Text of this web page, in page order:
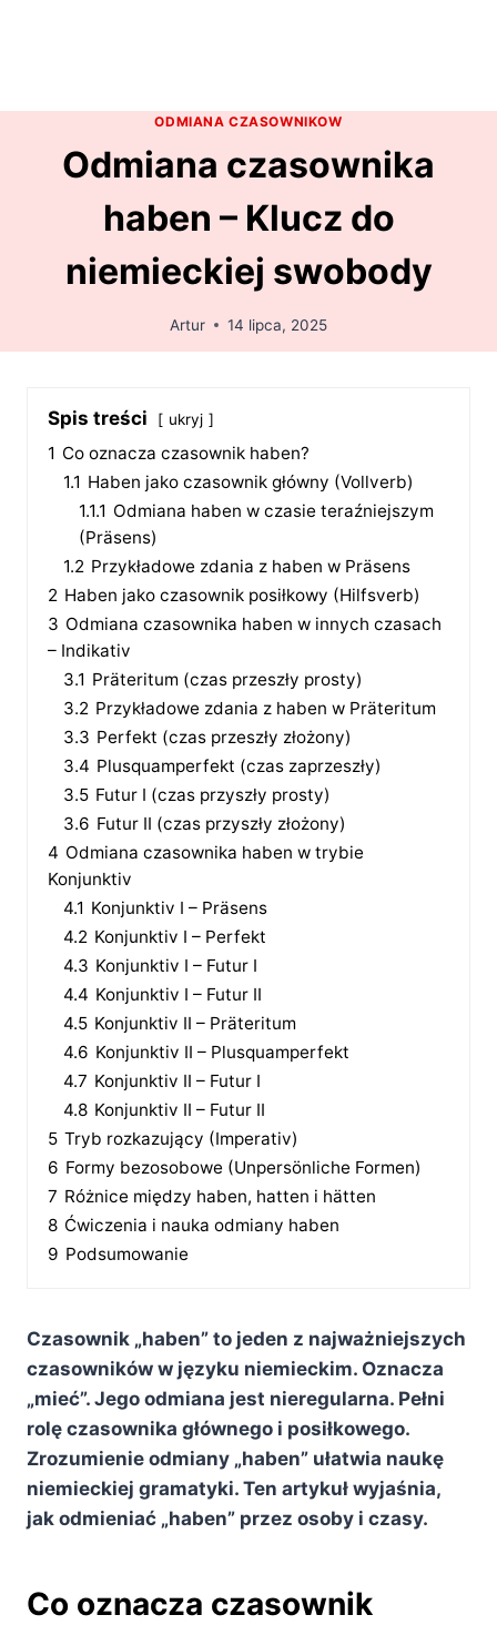
ODMIANA CZASOWNIKOW
Odmiana czasownika
haben – Klucz do
niemieckiej swobody
Artur 14 lipca, 2025
Spis treści ukryj
1 Co oznacza czasownik haben?
1.1 Haben jako czasownik główny (Vollverb)
1.1.1 Odmiana haben w czasie teraźniejszym
(Präsens)
1.2 Przykładowe zdania z haben w Präsens
2 Haben jako czasownik posiłkowy (Hilfsverb)
3 Odmiana czasownika haben w innych czasach
– Indikativ
3.1 Präteritum (czas przeszły prosty)
3.2 Przykładowe zdania z haben w Präteritum
3.3 Perfekt (czas przeszły złożony)
3.4 Plusquamperfekt (czas zaprzeszły)
3.5 Futur I (czas przyszły prosty)
3.6 Futur II (czas przyszły złożony)
4 Odmiana czasownika haben w trybie
Konjunktiv
4.1 Konjunktiv I – Präsens
4.2 Konjunktiv I – Perfekt
4.3 Konjunktiv I – Futur I
4.4 Konjunktiv I – Futur II
4.5 Konjunktiv II – Präteritum
4.6 Konjunktiv II – Plusquamperfekt
4.7 Konjunktiv II – Futur I
4.8 Konjunktiv II – Futur II
5 Tryb rozkazujący (Imperativ)
6 Formy bezosobowe (Unpersönliche Formen)
7 Różnice między haben, hatten i hätten
8 Ćwiczenia i nauka odmiany haben
9 Podsumowanie
Czasownik „haben” to jeden z najważniejszych
czasowników w języku niemieckim. Oznacza
„mieć”. Jego odmiana jest nieregularna. Pełni
rolę czasownika głównego i posiłkowego.
Zrozumienie odmiany „haben” ułatwia naukę
niemieckiej gramatyki. Ten artykuł wyjaśnia,
jak odmieniać „haben” przez osoby i czasy.
Co oznacza czasownik